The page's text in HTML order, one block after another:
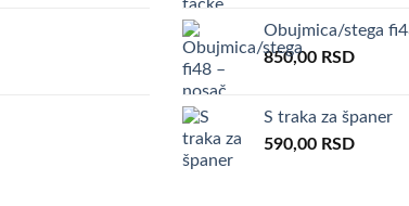
Obujmica/stega
850,00 RSD
S traka za španer
590,00 RSD